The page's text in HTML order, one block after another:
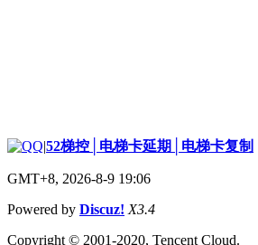
|52梯控│电梯卡延期│电梯卡复制
GMT+8, 2026-8-9 19:06
Powered by Discuz! X3.4
Copyright © 2001-2020, Tencent Cloud.